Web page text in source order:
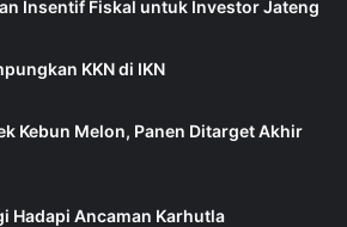
Insentif Fiskal untuk Investor Jateng
KKN di IKN
Kebun Melon, Panen Ditarget Akhir
Hadapi Ancaman Karhutla